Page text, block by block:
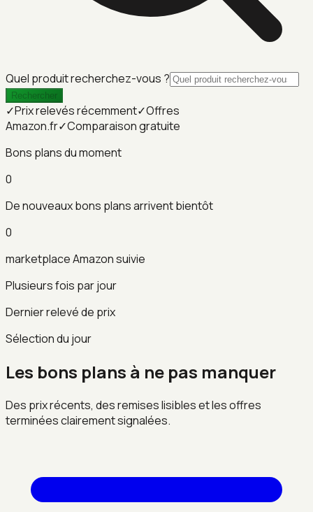
Quel produit recherchez-vous ?
Rechercher
✓Prix relevés récemment✓Offres
Amazon.fr✓Comparaison gratuite
Bons plans du moment
0
De nouveaux bons plans arrivent bientôt
0
marketplace Amazon suivie
Plusieurs fois par jour
Dernier relevé de prix
Sélection du jour
Les bons plans à ne pas manquer
Des prix récents, des remises lisibles et les offres
terminées clairement signalées.